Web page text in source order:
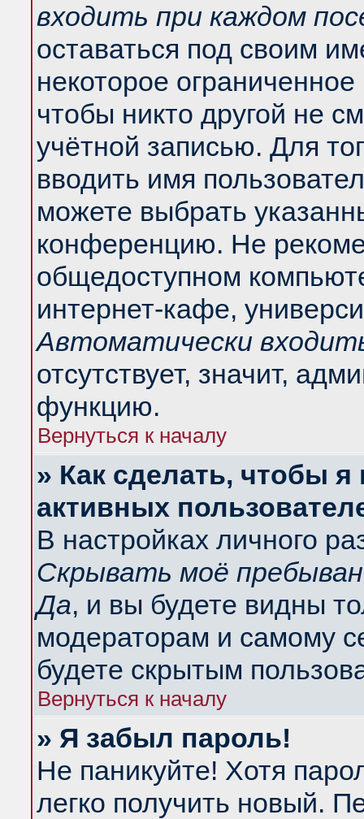
входить при каждом
оставаться под своим
некоторое
чтобы никто другой не
учётной записью. Для
вводить имя
можете выбрать
конференцию. Не
общедоступном
интернет-кафе,
Автоматически
отсутствует, значит,
функцию.
Вернуться к началу
» Как сделать, чтобы
активных
В настройках личного
Скрывать моё
Да, и вы будете видны
модераторам и самому
будете скрытым
Вернуться к началу
» Я забыл пароль!
Не паникуйте! Хотя
легко получить новый.